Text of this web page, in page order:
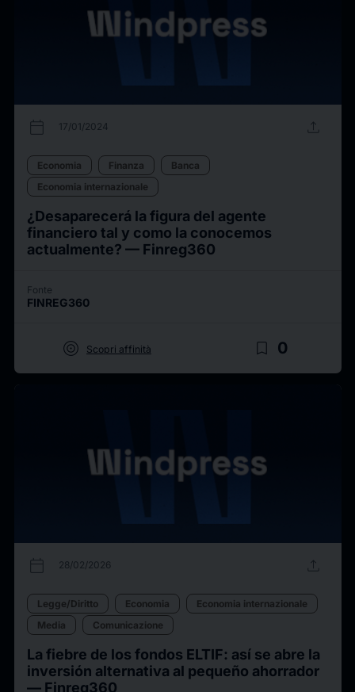
calendar_today 17/01/2024 upload
Economia Finanza
Banca
Economia internazionale
¿Desaparecerá la figura del agente
financiero tal y como la conocemos
actualmente? — Finreg360
Fonte
FINREG360
target Scopri affinità bookmark_border 0
calendar_today 28/02/2026 upload
Legge/Diritto Economia
Economia internazionale
Media
Comunicazione
La fiebre de los fondos ELTIF: así se abre la
inversión alternativa al pequeño ahorrador
— Finreg360